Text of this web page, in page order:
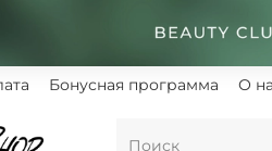
Бонусная программа О